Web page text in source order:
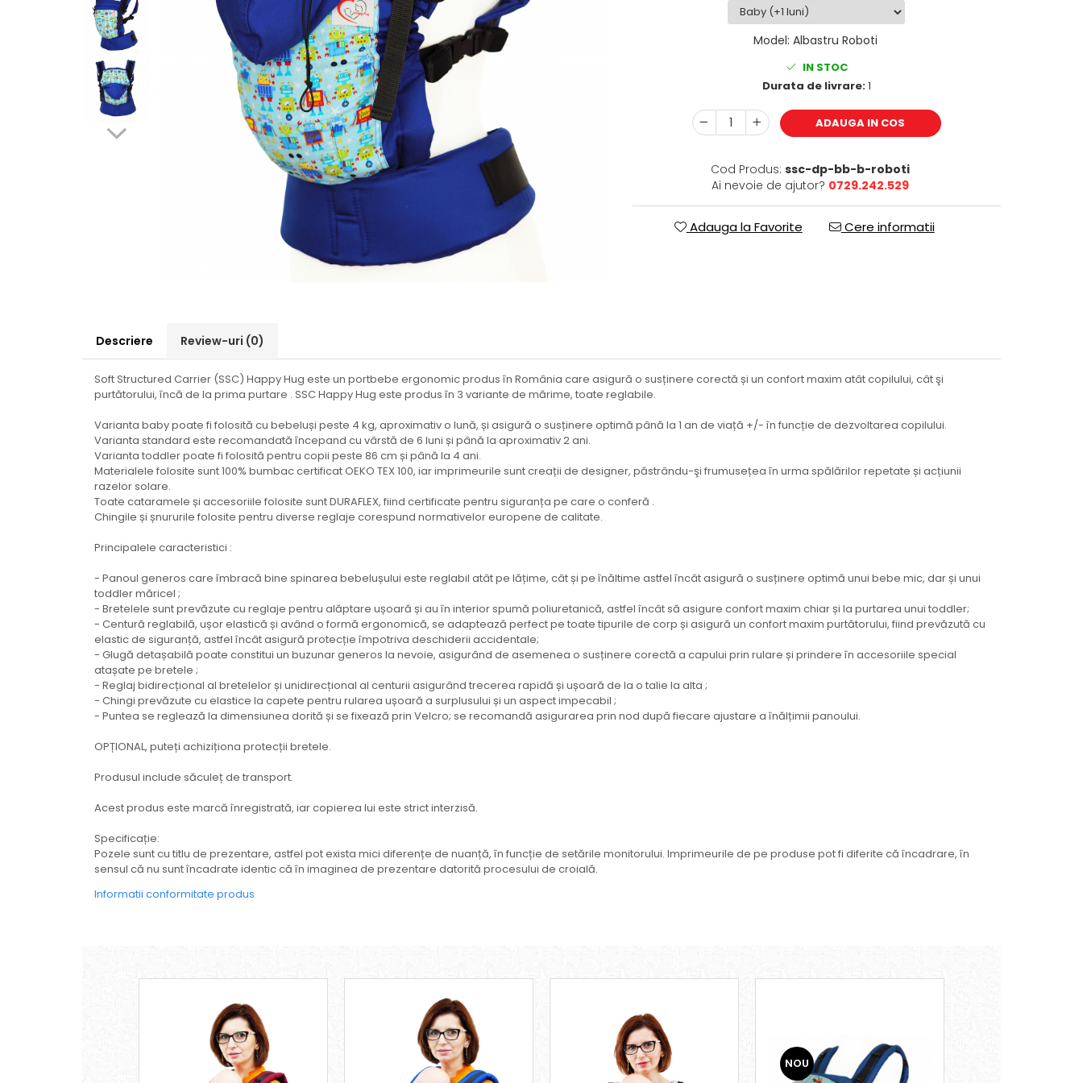
Pălării de Soare
Model: Albastru Roboti
IN STOC
Durata de livrare:1
ADAUGA IN COS
Cod Produs: ssc-dp-bb-b-roboti
Ai nevoie de ajutor? 0729.242.529
Adauga la Favorite Cere informatii
Descriere Review-uri (0)
Soft Structured Carrier (SSC) Happy Hug este un portbebe ergonomic produs în România care asigură o susținere corectă și un confort maxim atât copilului, cât şi
purtătorului, încă de la prima purtare . SSC Happy Hug este produs în 3 variante de mărime, toate reglabile.
Varianta baby poate fi folosită cu bebeluși peste 4 kg, aproximativ o lună, și asigură o susținere optimă până la 1 an de viață +/- în funcție de dezvoltarea copilului.
Varianta standard este recomandată începand cu vârstă de 6 luni și până la aproximativ 2 ani.
Varianta toddler poate fi folosită pentru copii peste 86 cm și până la 4 ani.
Materialele folosite sunt 100% bumbac certificat OEKO TEX 100, iar imprimeurile sunt creații de designer, păstrându-şi frumusețea în urma spălărilor repetate și acțiunii
razelor solare.
Toate cataramele și accesoriile folosite sunt DURAFLEX, fiind certificate pentru siguranța pe care o conferă .
Chingile și șnururile folosite pentru diverse reglaje corespund normativelor europene de calitate.
Principalele caracteristici :
- Panoul generos care îmbracă bine spinarea bebelușului este reglabil atât pe lățime, cât și pe înăltime astfel încât asigură o susținere optimă unui bebe mic, dar și unui
toddler măricel ;
- Bretelele sunt prevăzute cu reglaje pentru alăptare ușoară și au în interior spumă poliuretanică, astfel încât să asigure confort maxim chiar și la purtarea unui toddler;
- Centură reglabilă, ușor elastică și având o formă ergonomică, se adaptează perfect pe toate tipurile de corp și asigură un confort maxim purtătorului, fiind prevăzută cu
elastic de siguranță, astfel încât asigură protecție împotriva deschiderii accidentale;
- Glugă detașabilă poate constitui un buzunar generos la nevoie, asigurând de asemenea o susținere corectă a capului prin rulare și prindere în accesoriile special
atașate pe bretele ;
- Reglaj bidirecțional al bretelelor și unidirecțional al centurii asigurând trecerea rapidă și ușoară de la o talie la alta ;
- Chingi prevăzute cu elastice la capete pentru rularea ușoară a surplusului și un aspect impecabil ;
- Puntea se reglează la dimensiunea dorită și se fixează prin Velcro; se recomandă asigurarea prin nod după fiecare ajustare a înălțimii panoului.
OPȚIONAL, puteți achiziționa protecții bretele.
Produsul include săculeț de transport.
Acest produs este marcă înregistrată, iar copierea lui este strict interzisă.
Specificație:
Pozele sunt cu titlu de prezentare, astfel pot exista mici diferențe de nuanță, în funcție de setările monitorului. Imprimeurile de pe produse pot fi diferite că încadrare, în
sensul că nu sunt încadrate identic că în imaginea de prezentare datorită procesului de croială.
Informatii conformitate produs
NOU